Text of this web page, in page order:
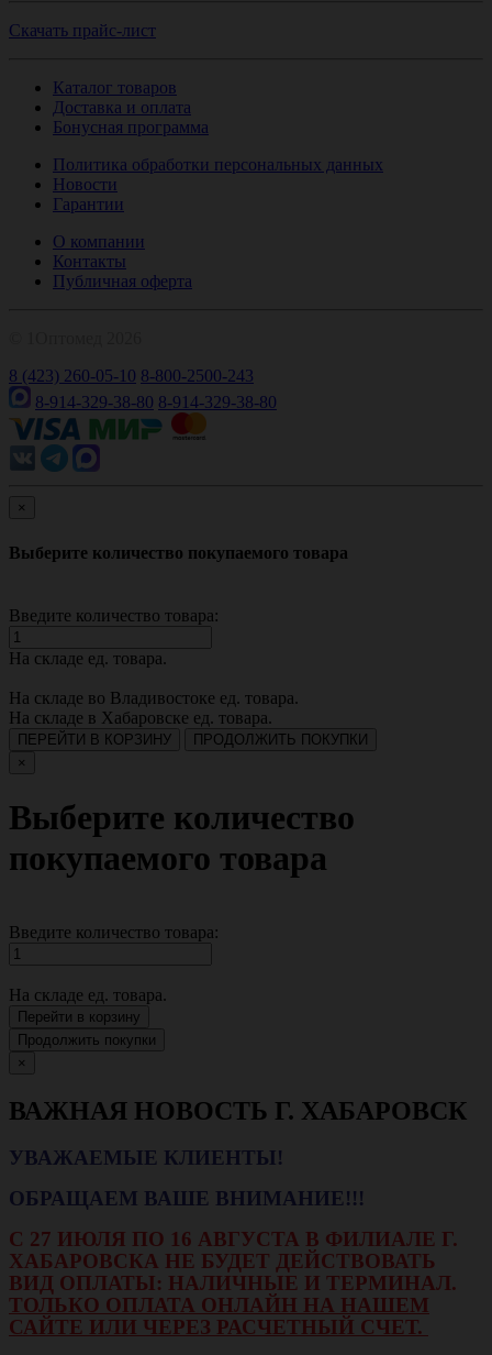
Скачать прайс-лист
Каталог товаров
Доставка и оплата
Бонусная программа
Политика обработки персональных данных
Новости
Гарантии
О компании
Контакты
Публичная оферта
8 (423) 260-05-10 8-800-2500-243
8-914-329-38-80 8-914-329-38-80
×
Выберите количество покупаемого товара
Введите количество товара:
На складе ед. товара.
На складе во Владивостоке ед. товара.
На складе в Хабаровске ед. товара.
ПЕРЕЙТИ В КОРЗИНУ
ПРОДОЛЖИТЬ ПОКУПКИ
×
Выберите количество
покупаемого товара
Введите количество товара:
На складе ед. товара.
Перейти в корзину
Продолжить покупки
×
ВАЖНАЯ НОВОСТЬ Г. ХАБАРОВСК
УВАЖАЕМЫЕ КЛИЕНТЫ!
ОБРАЩАЕМ ВАШЕ ВНИМАНИЕ!!!
С 27 ИЮЛЯ ПО 16 АВГУСТА В ФИЛИАЛЕ Г.
ХАБАРОВСКА НЕ БУДЕТ ДЕЙСТВОВАТЬ
ВИД ОПЛАТЫ: НАЛИЧНЫЕ И ТЕРМИНАЛ.
ТОЛЬКО ОПЛАТА ОНЛАЙН НА НАШЕМ
САЙТЕ ИЛИ ЧЕРЕЗ РАСЧЕТНЫЙ СЧЕТ.